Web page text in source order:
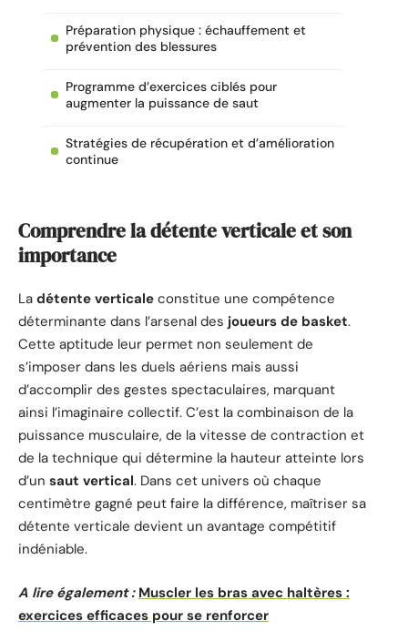
Préparation physique : échauffement et
prévention des blessures
Programme d’exercices ciblés pour
augmenter la puissance de saut
Stratégies de récupération et d’amélioration
continue
Comprendre la détente verticale et son
importance
La détente verticale constitue une compétence
déterminante dans l’arsenal des joueurs de basket.
Cette aptitude leur permet non seulement de
s’imposer dans les duels aériens mais aussi
d’accomplir des gestes spectaculaires, marquant
ainsi l’imaginaire collectif. C’est la combinaison de la
puissance musculaire, de la vitesse de contraction et
de la technique qui détermine la hauteur atteinte lors
d’un saut vertical. Dans cet univers où chaque
centimètre gagné peut faire la différence, maîtriser sa
détente verticale devient un avantage compétitif
indéniable.
A lire également : Muscler les bras avec haltères :
exercices efficaces pour se renforcer